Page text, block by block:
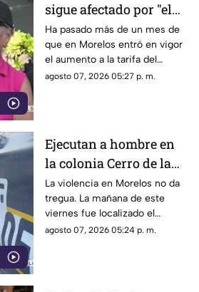
sigue afectado por "el
tarifazo"
Ha pasado más de un mes de
que en Morelos entró en vigor
el aumento a la tarifa del
transporte público. Un mes,
al interior de las unidades.
agosto 07, 2026 05:27 p. m.
Ejecutan a hombre en
la colonia Cerro de la
Corona
La violencia en Morelos no da
tregua. La mañana de este
viernes fue localizado el
cuerpo de un hombre con
agosto 07, 2026 05:24 p. m.